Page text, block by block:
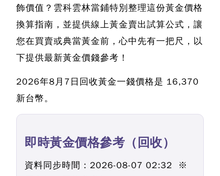
飾價值？ 雲科雲林當鋪特別整理這份黃金價格
換算指南，並提供線上黃金賣出試算公式 ，讓
您在買賣或典當黃金前，心中先有一把尺，以
下提供最新黃金價錢參考！
2026年8月7日回收黃金一錢價格是 16,370
新台幣。
即時黃金價格參考（回收）
資料同步時間：2026-08-07 02:32
※